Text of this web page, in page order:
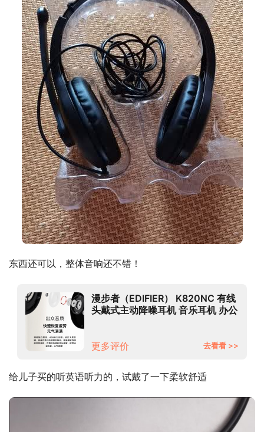
东西还可以，整体音响还不错！
漫步者（EDIFIER） K820NC 有线
头戴式主动降噪耳机 音乐耳机 办公
更多评价 去看看 >>
给儿子买的听英语听力的，试戴了一下柔软舒适